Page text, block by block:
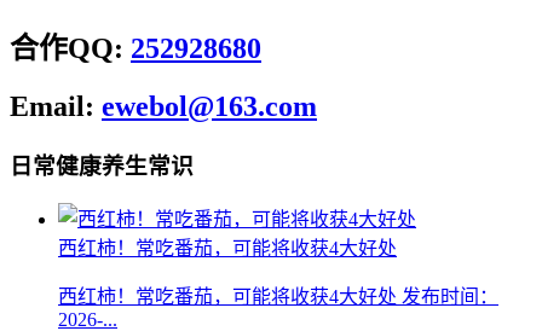
合作QQ: 252928680
Email: ewebol@163.com
日常健康养生常识
西红柿！常吃番茄，可能将收获4大好处
西红柿！常吃番茄，可能将收获4大好处 发布时间：
2026-...